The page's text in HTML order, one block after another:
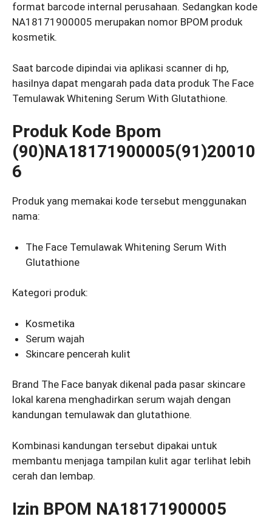
format barcode internal perusahaan. Sedangkan kode
NA18171900005 merupakan nomor BPOM produk
kosmetik.
Saat barcode dipindai via aplikasi scanner di hp,
hasilnya dapat mengarah pada data produk The Face
Temulawak Whitening Serum With Glutathione.
Produk Kode Bpom
(90)NA18171900005(91)20010
6
Produk yang memakai kode tersebut menggunakan
nama:
The Face Temulawak Whitening Serum With
Glutathione
Kategori produk:
Kosmetika
Serum wajah
Skincare pencerah kulit
Brand The Face banyak dikenal pada pasar skincare
lokal karena menghadirkan serum wajah dengan
kandungan temulawak dan glutathione.
Kombinasi kandungan tersebut dipakai untuk
membantu menjaga tampilan kulit agar terlihat lebih
cerah dan lembap.
Izin BPOM NA18171900005